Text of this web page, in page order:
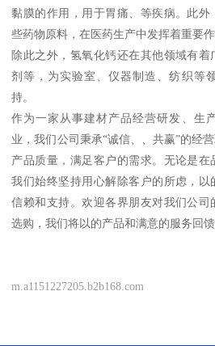
黏膜的作用，用于胃痛、等疾病。此
些药物原料，在医药生产中发挥着重要作
除此之外，氢氧化钙还在其他领域有着
剂等，为实验室、仪器制造、纺织等
持。
作为一家从事建材产品经营研发、生
业，我们公司秉承“诚信、、共赢”的经
产品质量，满足客户的需求。无论是在
我们始终坚持用心解除客户的所虑，
信赖和支持。欢迎各界朋友对我们公
选购，我们将以的产品和满意的服务回馈
m.a1151227205.b2b168.com